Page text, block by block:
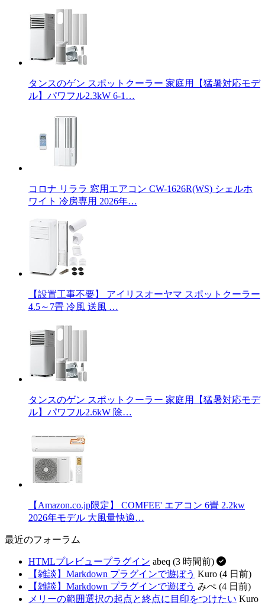
タンスのゲン スポットクーラー 家庭用【猛暑対応モデ
ル】パワフル2.3kW 6-1…
コロナ リララ 窓用エアコン CW-1626R(WS) シェルホ
ワイト 冷房専用 2026年…
【設置工事不要】 アイリスオーヤマ スポットクーラー
4.5～7畳 冷風 送風 …
タンスのゲン スポットクーラー 家庭用【猛暑対応モデ
ル】パワフル2.6kW 除…
【Amazon.co.jp限定】 COMFEE' エアコン 6畳 2.2kw
2026年モデル 大風量快適…
最近のフォーラム
HTMLプレビュープラグイン abeq (3 時間前)
【雑談】Markdown プラグインで遊ぼう Kuro (4 日前)
【雑談】Markdown プラグインで遊ぼう みぺ (4 日前)
メリーの範囲選択の起点と終点に目印をつけたい Kuro